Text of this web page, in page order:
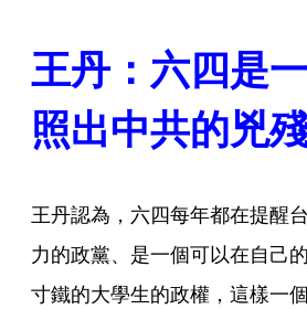
王丹：六四是
照出中共的兇
王丹認為，六四每年都在提醒
力的政黨、是一個可以在自己
寸鐵的大學生的政權，這樣一